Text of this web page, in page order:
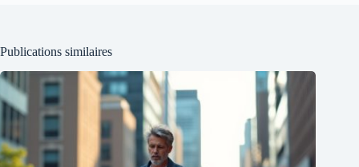
Publications similaires